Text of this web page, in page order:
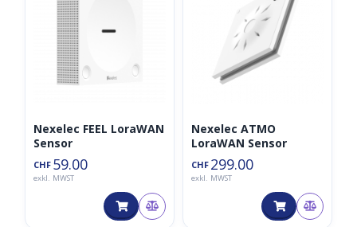
Nexelec FEEL LoraWAN
Sensor
CHF 59.00
exkl. MWST
Nexelec ATMO
LoraWAN Sensor
CHF 299.00
exkl. MWST